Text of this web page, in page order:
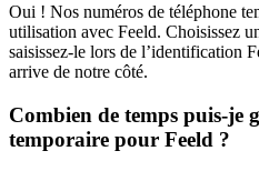
Oui ! Nos numéros de téléphone
utilisation avec Feeld. Choisissez
saisissez-le lors de l’identification
arrive de notre côté.
Combien de temps puis-je
temporaire pour Feeld ?